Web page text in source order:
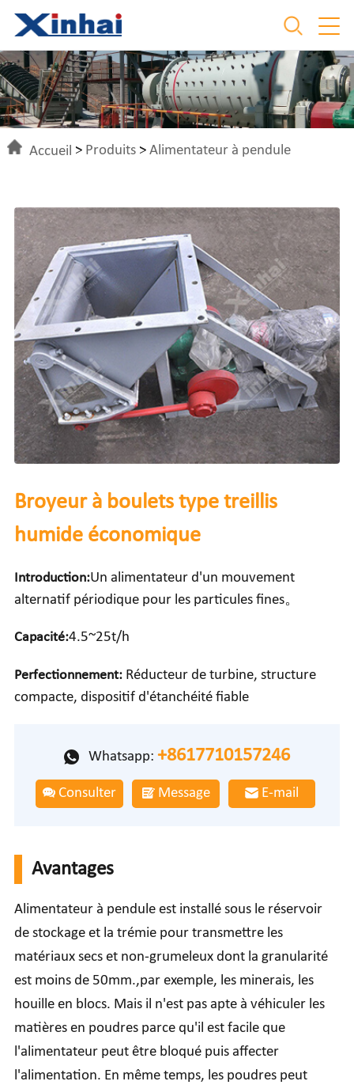
Accueil > Produits >Alimentateur à pendule
Broyeur à boulets type treillis
humide économique
Introduction:Un alimentateur d'un mouvement
alternatif périodique pour les particules fines。
Capacité:4.5~25t/h
Perfectionnement:Réducteur de turbine, structure
compacte, dispositif d'étanchéité fiable
Whatsapp: +8617710157246
Consulter Message E-mail
Avantages
Alimentateur à pendule est installé sous le réservoir
de stockage et la trémie pour transmettre les
matériaux secs et non-grumeleux dont la granularité
est moins de 50mm.,par exemple, les minerais, les
houille en blocs. Mais il n'est pas apte à véhiculer les
matières en poudres parce qu'il est facile que
l'alimentateur peut être bloqué puis affecter
l'alimentation. En même temps, les poudres peut